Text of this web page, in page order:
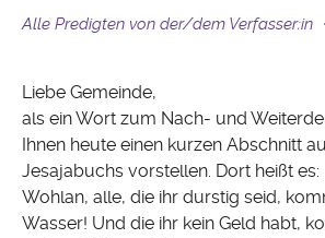
Alle Predigten von der/dem Verfasser:in
Liebe Gemeinde,
als ein Wort zum Nach- und
Ihnen heute einen kurzen Abschnitt
Jesajabuchs vorstellen. Dort heißt es:
Wohlan, alle, die ihr durstig seid,
Wasser! Und die ihr kein Geld habt,